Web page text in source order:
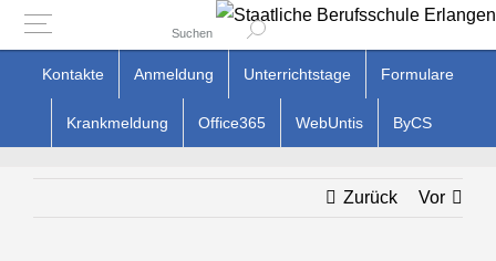
Kontakte Anmeldung Unterrichtstage Formulare
Krankmeldung Office365 WebUntis ByCS
Zurück Vor
Suchen